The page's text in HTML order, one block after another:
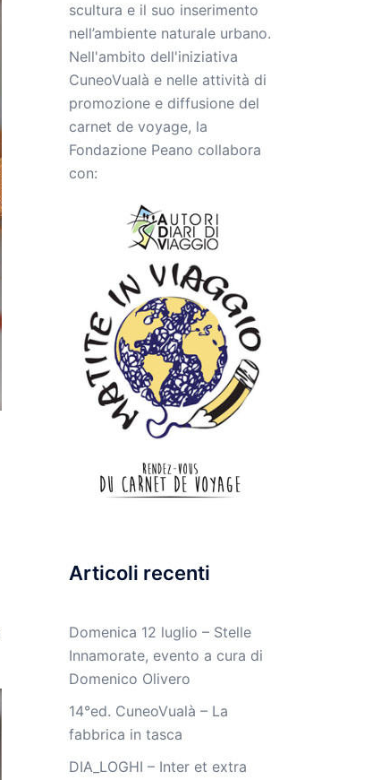
scultura e il suo inserimento
nell’ambiente naturale urbano.
Nell'ambito dell'iniziativa
CuneoVualà e nelle attività di
promozione e diffusione del
carnet de voyage, la
Fondazione Peano collabora
con:
Articoli recenti
Domenica 12 luglio – Stelle
Innamorate, evento a cura di
Domenico Olivero
14°ed. CuneoVualà – La
fabbrica in tasca
DIA_LOGHI – Inter et extra